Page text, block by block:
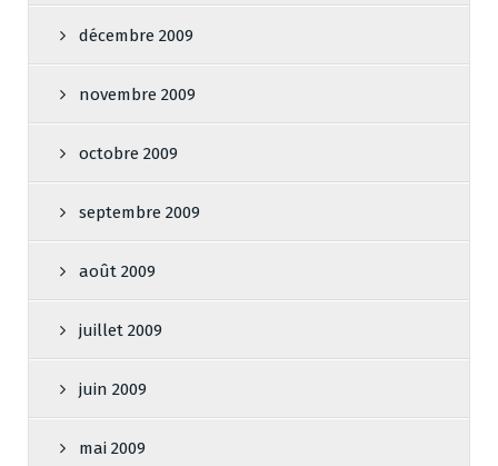
décembre 2009
novembre 2009
octobre 2009
septembre 2009
août 2009
juillet 2009
juin 2009
mai 2009